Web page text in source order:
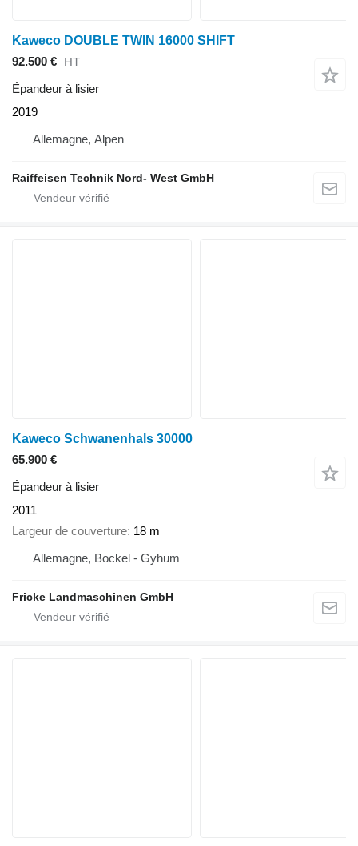
Kaweco DOUBLE TWIN 16000 SHIFT
92.500 € HT
Épandeur à lisier
2019
Allemagne, Alpen
Raiffeisen Technik Nord- West GmbH
Kaweco Schwanenhals 30000
65.900 €
Épandeur à lisier
2011
Largeur de couverture 18 m
Allemagne, Bockel - Gyhum
Fricke Landmaschinen GmbH